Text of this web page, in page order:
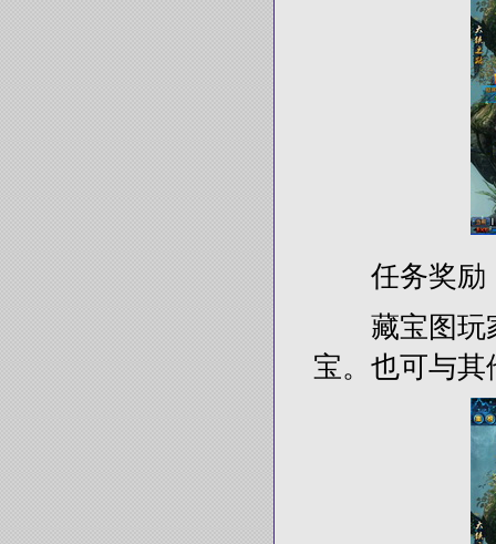
任务奖励
藏宝图玩家
宝。也可与